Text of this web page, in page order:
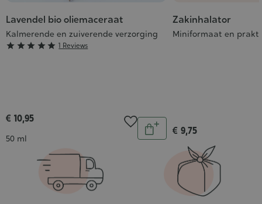
Lavendel bio oliemaceraat
Kalmerende en zuiverende verzorging
Grade
     1 Reviews
€ 10,95
Inhoud
50 ml
Aantal
In
winkelwagen
Zakinhalator
Miniformaat en
€ 9,75